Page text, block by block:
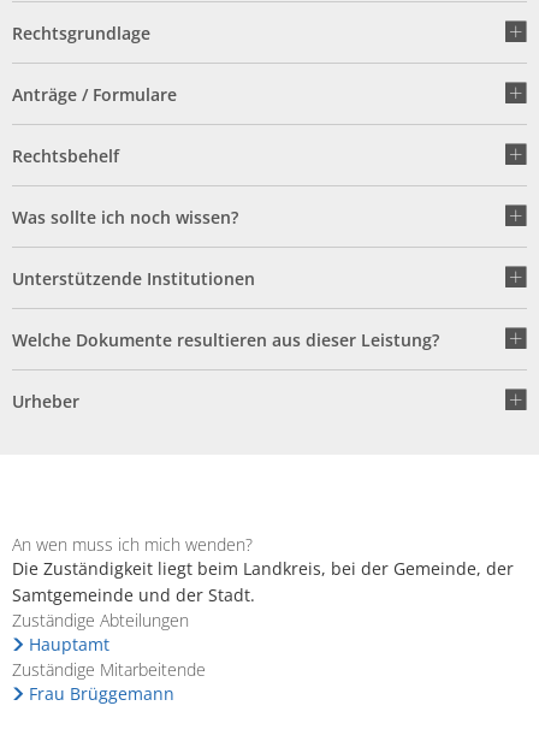
Rechtsgrundlage
Anträge / Formulare
Rechtsbehelf
Was sollte ich noch wissen?
Unterstützende Institutionen
Welche Dokumente resultieren aus dieser Leistung?
Urheber
An wen muss ich mich wenden?
Die Zuständigkeit liegt beim Landkreis, bei der Gemeinde, der
Samtgemeinde und der Stadt.
Zuständige Abteilungen
Hauptamt
Zuständige Mitarbeitende
Frau Brüggemann